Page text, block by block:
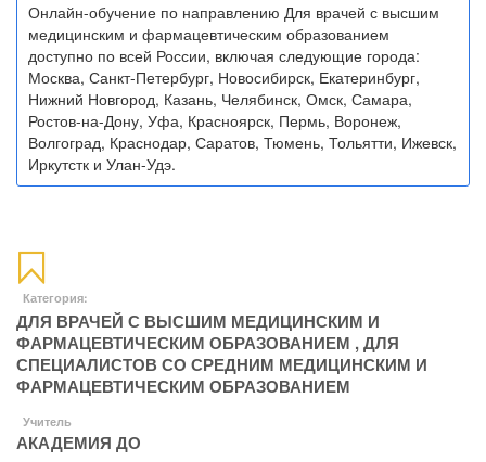
Онлайн-обучение по направлению Для врачей с высшим
медицинским и фармацевтическим образованием
доступно по всей России, включая следующие города:
Москва, Санкт-Петербург, Новосибирск, Екатеринбург,
Нижний Новгород, Казань, Челябинск, Омск, Самара,
Ростов-на-Дону, Уфа, Красноярск, Пермь, Воронеж,
Волгоград, Краснодар, Саратов, Тюмень, Тольятти, Ижевск,
Иркутстк и Улан-Удэ.
Категория:
ДЛЯ ВРАЧЕЙ С ВЫСШИМ МЕДИЦИНСКИМ И
ФАРМАЦЕВТИЧЕСКИМ ОБРАЗОВАНИЕМ ,ДЛЯ
СПЕЦИАЛИСТОВ СО СРЕДНИМ МЕДИЦИНСКИМ И
ФАРМАЦЕВТИЧЕСКИМ ОБРАЗОВАНИЕМ
Учитель
АКАДЕМИЯ ДО